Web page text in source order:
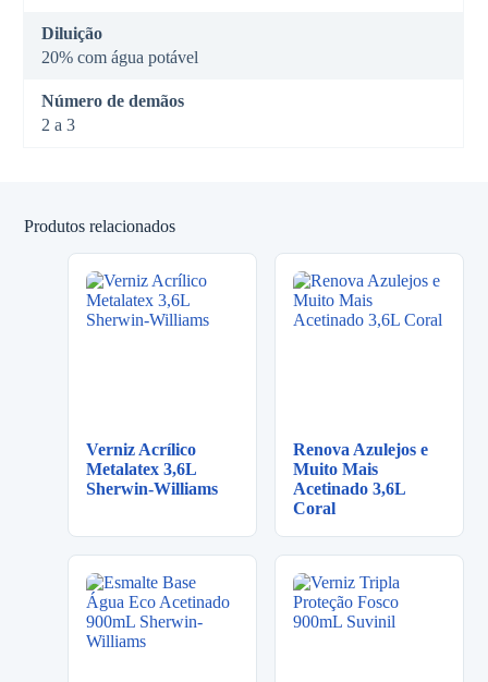
Diluição
20% com água potável
Número de demãos
2 a 3
Produtos relacionados
Verniz Acrílico
Metalatex 3,6L
Sherwin-Williams
Renova Azulejos e
Muito Mais
Acetinado 3,6L
Coral